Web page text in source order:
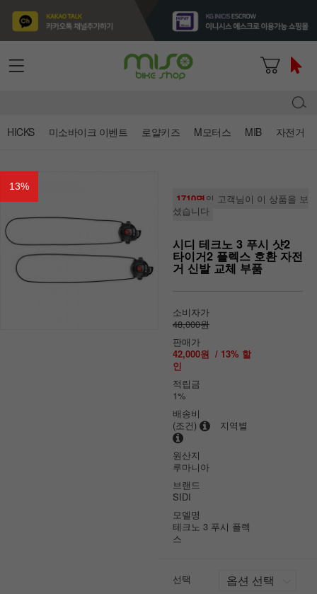
HICKS 미소바이크 이벤트 로얄키즈 M모터스 MIB 자전거
13%
1710명의 고객님이 이 상품을 보
셨습니다
시디 테크노 3 푸시 샷2
타이거2 플렉스 호환 자전
거 신발 교체 부품
소비자가
48,000원
판매가
42,000원 / 13% 할
인
적립금
1%
배송비
(조건)
지역별
원산지
루마니아
브랜드
SIDI
모델명
테크노 3 푸시 플렉
스
선택